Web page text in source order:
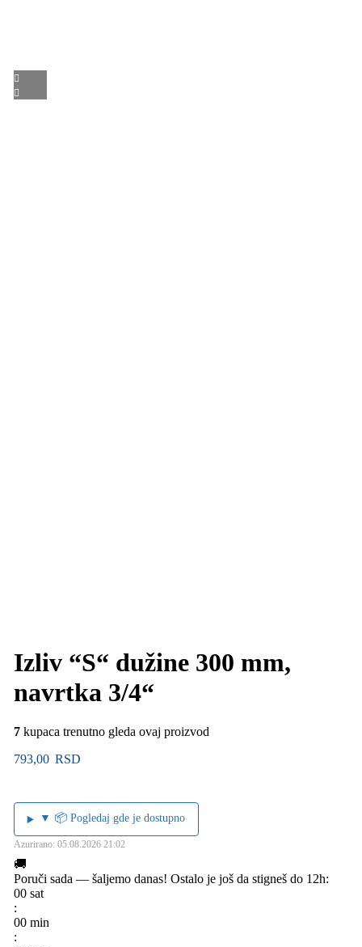
Izliv “S“ dužine 300 mm,
navrtka 3/4“
7kupaca trenutno gleda ovaj proizvod
793,00 RSD
▼ 📦 Pogledaj gde je dostupno
Azurirano: 05.08.2026 21:02
🚚
Poruči sada — šaljemo danas! Ostalo je još da stigneš do 12h:
00 sat
:
00 min
: